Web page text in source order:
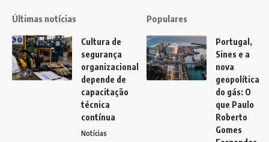
Últimas notícias
Cultura de
segurança
organizacional
depende de
capacitação
técnica
contínua
Notícias
Populares
Portugal,
Sines e a
nova
geopolítica
do gás: O
que Paulo
Roberto
Gomes